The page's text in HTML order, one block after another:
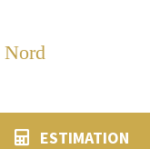
ESTIMATION